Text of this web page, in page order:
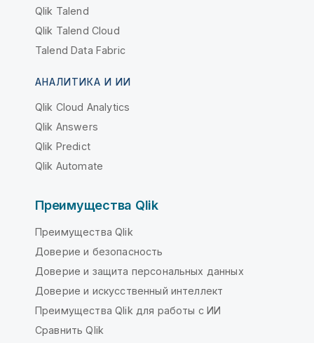
Qlik Talend
Qlik Talend Cloud
Talend Data Fabric
АНАЛИТИКА И ИИ
Qlik Cloud Analytics
Qlik Answers
Qlik Predict
Qlik Automate
Преимущества Qlik
Преимущества Qlik
Доверие и безопасность
Доверие и защита персональных данных
Доверие и искусственный интеллект
Преимущества Qlik для работы с ИИ
Сравнить Qlik